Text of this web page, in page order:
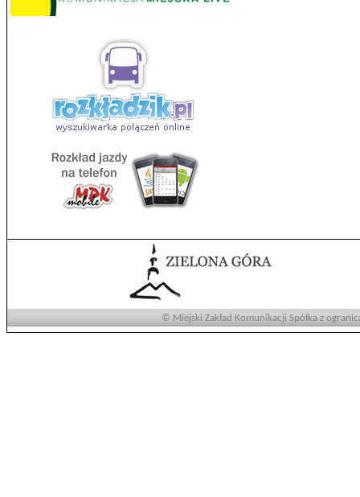
© Miejski Zakład Komunikacji Spółka z